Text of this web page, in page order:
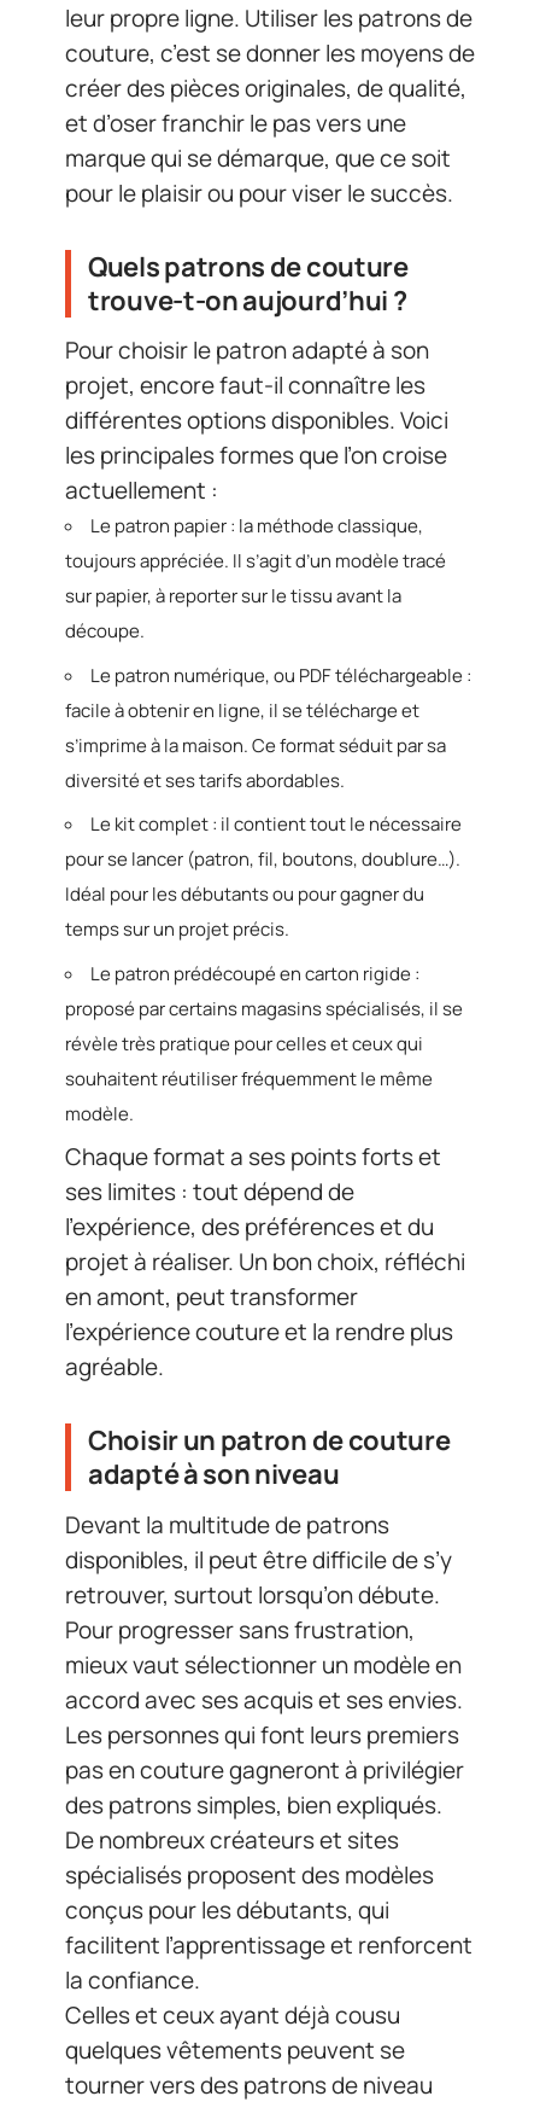
leur propre ligne. Utiliser les patrons de
couture, c’est se donner les moyens de
créer des pièces originales, de qualité,
et d’oser franchir le pas vers une
marque qui se démarque, que ce soit
pour le plaisir ou pour viser le succès.
Quels patrons de couture
trouve-t-on aujourd’hui ?
Pour choisir le patron adapté à son
projet, encore faut-il connaître les
différentes options disponibles. Voici
les principales formes que l’on croise
actuellement :
Le patron papier : la méthode classique,
toujours appréciée. Il s’agit d’un modèle tracé
sur papier, à reporter sur le tissu avant la
découpe.
Le patron numérique, ou PDF téléchargeable :
facile à obtenir en ligne, il se télécharge et
s’imprime à la maison. Ce format séduit par sa
diversité et ses tarifs abordables.
Le kit complet : il contient tout le nécessaire
pour se lancer (patron, fil, boutons, doublure…).
Idéal pour les débutants ou pour gagner du
temps sur un projet précis.
Le patron prédécoupé en carton rigide :
proposé par certains magasins spécialisés, il se
révèle très pratique pour celles et ceux qui
souhaitent réutiliser fréquemment le même
modèle.
Chaque format a ses points forts et
ses limites : tout dépend de
l’expérience, des préférences et du
projet à réaliser. Un bon choix, réfléchi
en amont, peut transformer
l’expérience couture et la rendre plus
agréable.
Choisir un patron de couture
adapté à son niveau
Devant la multitude de patrons
disponibles, il peut être difficile de s’y
retrouver, surtout lorsqu’on débute.
Pour progresser sans frustration,
mieux vaut sélectionner un modèle en
accord avec ses acquis et ses envies.
Les personnes qui font leurs premiers
pas en couture gagneront à privilégier
des patrons simples, bien expliqués.
De nombreux créateurs et sites
spécialisés proposent des modèles
conçus pour les débutants, qui
facilitent l’apprentissage et renforcent
la confiance.
Celles et ceux ayant déjà cousu
quelques vêtements peuvent se
tourner vers des patrons de niveau